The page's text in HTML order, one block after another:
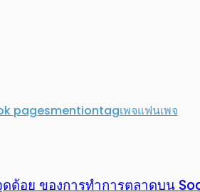
pagesmentiontagเพจแฟนเพจ
อย ของการทำการตลาดบน